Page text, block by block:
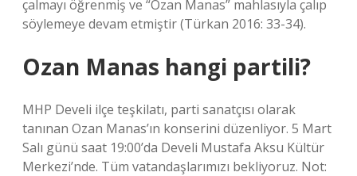
çalmayı öğrenmiş ve “Ozan Manas” mahlasıyla çalıp
söylemeye devam etmiştir (Türkan 2016: 33-34).
Ozan Manas hangi partili?
MHP Develi ilçe teşkilatı, parti sanatçısı olarak
tanınan Ozan Manas’ın konserini düzenliyor. 5 Mart
Salı günü saat 19:00’da Develi Mustafa Aksu Kültür
Merkezi’nde. Tüm vatandaşlarımızı bekliyoruz. Not: